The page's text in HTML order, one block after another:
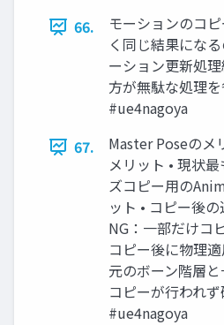
66.
モーションのコ
く同じ結果にな
ーション更新処
方が無駄な処理
#ue4nagoya
67.
Master Poseのメ
メリット • 現状
ズコピー用の
ット • コピー後
NG：一部だけコ
コピー後に物理
元のボーン階層
コピーが行われ
#ue4nagoya